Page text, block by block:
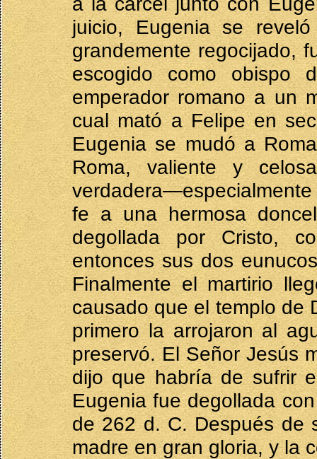
juicio, Eugenia se
grandemente regocijado,
escogido como obispo
emperador romano a un
cual mató a Felipe en
Eugenia se mudó a
Roma, valiente y
fe a una hermosa
degollada por Cristo,
entonces sus dos
Finalmente el martirio
causado que el templo de
primero la arrojaron al
preservó. El Señor Jesús
dijo que habría de sufrir
Eugenia fue degollada
de 262 d. C. Después de
madre en gran gloria, y la